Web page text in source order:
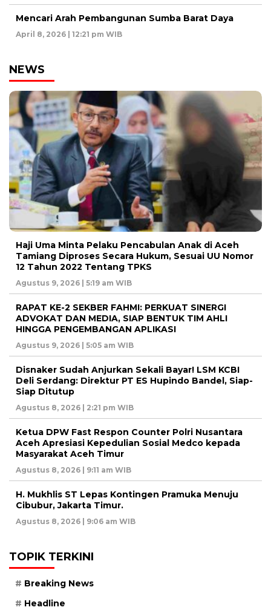
Mencari Arah Pembangunan Sumba Barat Daya
April 8, 2026 | 12:21 pm WIB
NEWS
Haji Uma Minta Pelaku Pencabulan Anak di Aceh
Tamiang Diproses Secara Hukum, Sesuai UU Nomor
12 Tahun 2022 Tentang TPKS
Agustus 9, 2026 | 5:19 am WIB
RAPAT KE-2 SEKBER FAHMI: PERKUAT SINERGI
ADVOKAT DAN MEDIA, SIAP BENTUK TIM AHLI
HINGGA PENGEMBANGAN APLIKASI
Agustus 9, 2026 | 5:05 am WIB
Disnaker Sudah Anjurkan Sekali Bayar! LSM KCBI
Deli Serdang: Direktur PT ES Hupindo Bandel, Siap-
Siap Ditutup
Agustus 8, 2026 | 2:21 pm WIB
Ketua DPW Fast Respon Counter Polri Nusantara
Aceh Apresiasi Kepedulian Sosial Medco kepada
Masyarakat Aceh Timur
Agustus 8, 2026 | 9:11 am WIB
H. Mukhlis ST Lepas Kontingen Pramuka Menuju
Cibubur, Jakarta Timur.
Agustus 8, 2026 | 9:06 am WIB
TOPIK TERKINI
Breaking News
Headline